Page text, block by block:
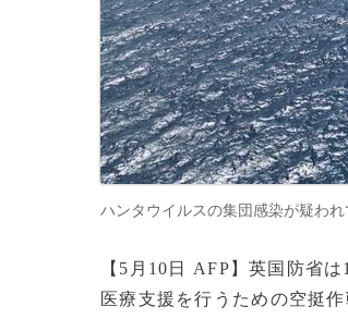
ハンタウイルスの集団感染が疑わ
【5月10日 AFP】英国防省
医療支援を行うための空挺